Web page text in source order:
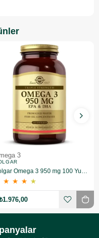
3
Solgar Omega 3 950 mg 100 Yumuşak Jelatinli Kapsül
★ ★ ★ ★